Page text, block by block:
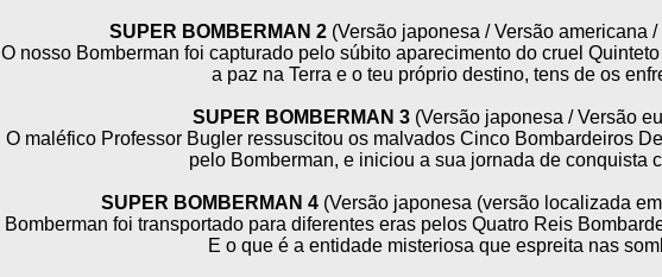
SUPER BOMBERMAN 2(Versão japonesa / Versão americana
O nosso Bomberman foi capturado pelo súbito aparecimento do cruel
a paz na Terra e o teu próprio destino, tens de os
SUPER BOMBERMAN 3 (Versão japonesa / Versão
O maléfico Professor Bugler ressuscitou os malvados Cinco Bombardeiros
pelo Bomberman, e iniciou a sua jornada de conquista
SUPER BOMBERMAN 4(Versão japonesa (versão localizada
Bomberman foi transportado para diferentes eras pelos Quatro Reis
E o que é a entidade misteriosa que espreita nas